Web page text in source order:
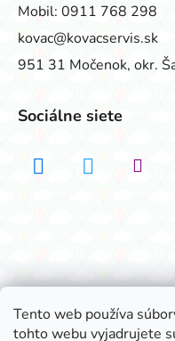
Tento web používa
tohto webu vyjadrujete
Mobil: 0911 768 298
kovac@kovacservis.sk
951 31 Močenok, okr.
Sociálne siete